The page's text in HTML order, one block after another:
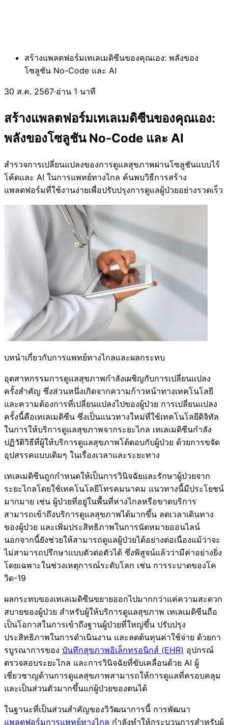
สร้างแพลตฟอร์มเทเลเมดิซีนของคุณเอง: พลังของ
โซลูชัน No-Code และ AI
30 ส.ค. 2567·อ่าน 1 นาที
สร้างแพลตฟอร์มเทเลเมดิซีนของคุณเอง:
พลังของโซลูชัน No-Code และ AI
สำรวจการเปลี่ยนแปลงของการดูแลสุขภาพผ่านโซลูชันแบบไร้
โค้ดและ AI ในการแพทย์ทางไกล ค้นพบวิธีการสร้าง
แพลตฟอร์มที่ใช้งานง่ายเพื่อปรับปรุงการดูแลผู้ป่วยอย่างรวดเร็ว
บทนำเกี่ยวกับการแพทย์ทางไกลและผลกระทบ
อุตสาหกรรมการดูแลสุขภาพกำลังเผชิญกับการเปลี่ยนแปลง
ครั้งสำคัญ ซึ่งส่วนหนึ่งเกิดจากความก้าวหน้าทางเทคโนโลยี
และความต้องการที่เปลี่ยนแปลงไปของผู้ป่วย การเปลี่ยนแปลง
ครั้งนี้คือเทเลเมดิซีน ซึ่งเป็นแนวทางใหม่ที่ใช้เทคโนโลยีดิจิทัล
ในการให้บริการดูแลสุขภาพจากระยะไกล เทเลเมดิซีนกำลัง
ปฏิวัติวิธีที่ผู้ให้บริการดูแลสุขภาพโต้ตอบกับผู้ป่วย ด้วยการขจัด
อุปสรรคแบบเดิมๆ ในเรื่องเวลาและระยะทาง
เทเลเมดิซีนถูกกำหนดให้เป็นการวินิจฉัยและรักษาผู้ป่วยจาก
ระยะไกลโดยใช้เทคโนโลยีโทรคมนาคม แนวทางนี้มีประโยชน์
มากมาย เช่น ผู้ป่วยที่อยู่ในพื้นที่ห่างไกลหรือขาดบริการ
สามารถเข้าถึงบริการดูแลสุขภาพได้มากขึ้น ลดเวลาเดินทาง
ของผู้ป่วย และเพิ่มประสิทธิภาพในการนัดหมายออนไลน์
นอกจากนี้ยังช่วยให้สามารถดูแลผู้ป่วยได้อย่างต่อเนื่องแม้ว่าจะ
ไม่สามารถปรึกษาแบบตัวต่อตัวได้ ซึ่งพิสูจน์แล้วว่ามีค่าอย่างยิ่ง
โดยเฉพาะในช่วงเหตุการณ์ระดับโลก เช่น การระบาดของโค
วิด-19
ผลกระทบของเทเลเมดิซีนขยายออกไปมากกว่าแค่ความสะดวก
สบายของผู้ป่วย สำหรับผู้ให้บริการดูแลสุขภาพ เทเลเมดิซีนถือ
เป็นโอกาสในการเข้าถึงฐานผู้ป่วยที่ใหญ่ขึ้น ปรับปรุง
ประสิทธิภาพในการดำเนินงาน และลดต้นทุนค่าใช้จ่าย ด้วยกา
รบูรณาการของ บันทึกสุขภาพอิเล็กทรอนิกส์ (EHR) อุปกรณ์
ตรวจสอบระยะไกล และการวินิจฉัยที่ขับเคลื่อนด้วย AI ผู้
เชี่ยวชาญด้านการดูแลสุขภาพสามารถให้การดูแลที่ครอบคลุม
และเป็นส่วนตัวมากขึ้นแก่ผู้ป่วยของตนได้
ในฐานะที่เป็นส่วนสำคัญของวิวัฒนาการนี้ การพัฒนา
แพลตฟอร์มการแพทย์ทางไกล กำลังทำให้กระบวนการสำหรับผู้